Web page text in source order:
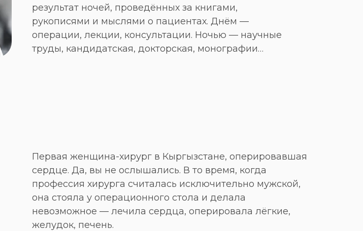
результат ночей, проведённых за книгами,
рукописями и мыслями о пациентах. Днём —
операции, лекции, консультации. Ночью — научные
труды, кандидатская, докторская, монографии…
Первая женщина-хирург в Кыргызстане, оперировавшая
сердце. Да, вы не ослышались. В то время, когда
профессия хирурга считалась исключительно мужской,
она стояла у операционного стола и делала
невозможное — лечила сердца, оперировала лёгкие,
желудок, печень.